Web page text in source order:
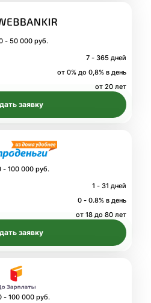
- 50 000 руб.
7 - 365 дней
от 0% до 0,8% в день
от 20 лет
заявку
- 100 000 руб.
1 - 31 дней
0 - 0.8% в день
от 18 до 80 лет
заявку
- 100 000 руб.